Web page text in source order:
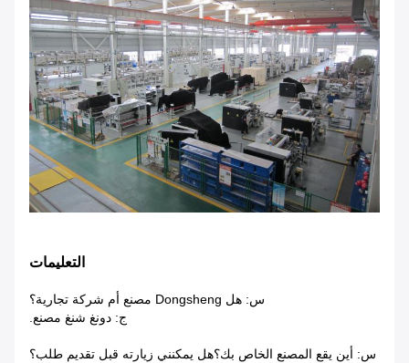
التعليمات
س: هل Dongsheng مصنع أم شركة تجارية؟
ج: دونغ شنغ مصنع.
س: أين يقع المصنع الخاص بك؟هل يمكنني زيارته قبل تقديم طلب؟